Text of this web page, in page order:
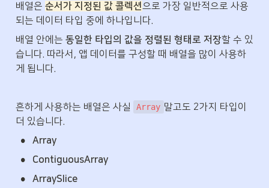
배열은 순서가 지정된 값 콜렉션으로 가장 일반적으로 사용
되는 데이터 타입 중에 하나입니다.
배열 안에는 동일한 타입의 값을 정렬된 형태로 저장할 수 있
습니다. 따라서, 앱 데이터를 구성할 때 배열을 많이 사용하
게 됩니다.
흔하게 사용하는 배열은 사실 Array 말고도 2가지 타입이
더 있습니다.
• Array
• ContiguousArray
• ArraySlice